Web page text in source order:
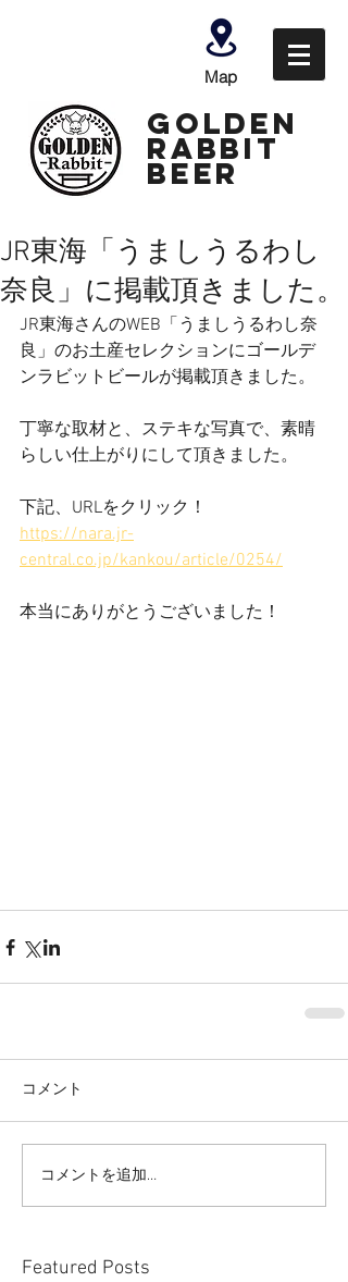
Map
GOLDEN
Rabbit
Beer
JR東海「うましうるわし
奈良」に掲載頂きました。
JR東海さんのWEB「うましうるわし奈
良」のお土産セレクションにゴールデ
ンラビットビールが掲載頂きました。
丁寧な取材と、ステキな写真で、素晴
らしい仕上がりにして頂きました。
下記、URLをクリック！
https://nara.jr-
central.co.jp/kankou/article/0254/
本当にありがとうございました！
コメント
コメントを追加…
Featured Posts